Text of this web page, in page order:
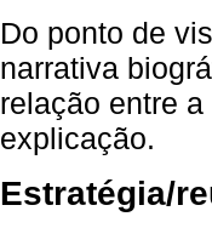
Do ponto de
narrativa
relação entre
explicação.
Estratégia/